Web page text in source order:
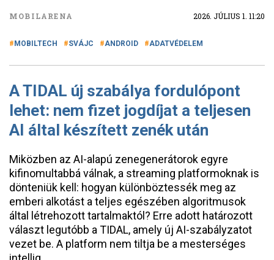
MOBILARENA 2026. JÚLIUS 1. 11:20
MOBILTECH SVÁJC ANDROID ADATVÉDELEM
A TIDAL új szabálya fordulópont
lehet: nem fizet jogdíjat a teljesen
AI által készített zenék után
Miközben az AI-alapú zenegenerátorok egyre
kifinomultabbá válnak, a streaming platformoknak is
dönteniük kell: hogyan különböztessék meg az
emberi alkotást a teljes egészében algoritmusok
által létrehozott tartalmaktól? Erre adott határozott
választ legutóbb a TIDAL, amely új AI-szabályzatot
vezet be. A platform nem tiltja be a mesterséges